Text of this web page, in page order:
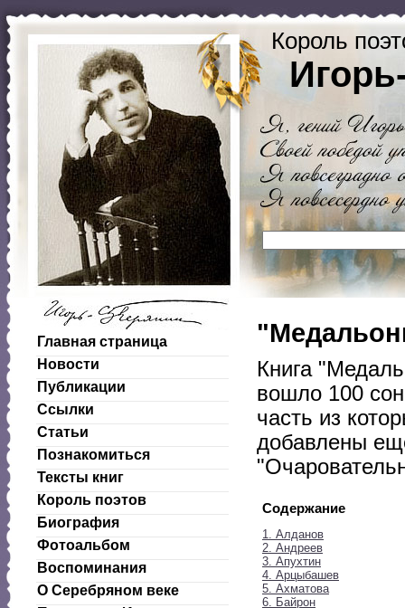
Король
Главная страница
Новости
Публикации
Ссылки
Статьи
Познакомиться
Тексты книг
Король поэтов
Биография
Фотоальбом
Воспоминания
О Серебряном веке
Книга
вошло 100
часть из
добавлены
Содержание
1. Алданов
2. Андреев
3. Апухтин
4. Арцыбашев
5. Ахматова
6. Байрон